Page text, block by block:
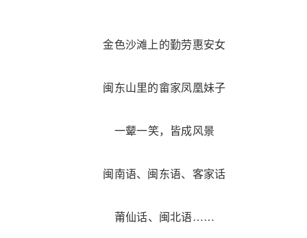
金色沙滩上的勤劳惠安女
闽东山里的畲家凤凰妹子
一颦一笑，皆成风景
闽南语、闽东语、客家话
莆仙话、闽北语……